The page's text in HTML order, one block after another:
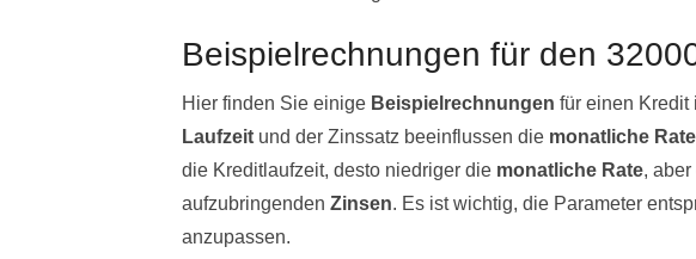
Beispielrechnungen für den
Hier finden Sie einige Beispielrechnungen für einen Kredit
Laufzeit und der Zinssatz beeinflussen die monatliche Rate
die Kreditlaufzeit, desto niedriger die monatliche Rate,
aufzubringenden Zinsen. Es ist wichtig, die Parameter
anzupassen.